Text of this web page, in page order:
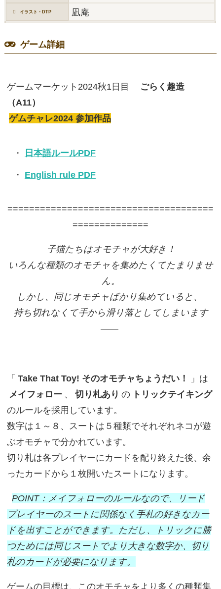
イラスト・DTP 凪庵
ゲーム詳細
ゲームマーケット2024秋1日目
ごらく趣造
（A11）
ゲムチャレ2024 参加作品
日本語ルールPDF
English rule PDF
======================================
==============
子猫たちはオモチャが大好き！
いろんな種類のオモチャを集めたくてたまりませ
ん。
しかし、同じオモチャばかり集めていると、
持ち切れなくて手から滑り落としてしまいます
――
「 Take That Toy! そのオモチャちょうだい！
」は
メイフォロー 、 切り札あり の トリックテイキング
のルールを採用しています。
数字は１～８、スートは５種類でそれぞれネコが遊
ぶオモチャで分かれています。
切り札は各プレイヤーにカードを配り終えた後、余
ったカードから１枚開いたスートになります。
POINT：メイフォローのルールなので、リード
プレイヤーのスートに関係なく手札の好きなカー
ドを出すことができます。ただし、トリックに勝
つためには同じスートでより大きな数字か、切り
札のカードが必要になります。
ゲームの目標は、このオモチャをより多くの種類集